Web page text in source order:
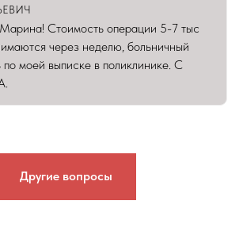
Марина! Стоимость операции 5-7 тыс
через неделю, больничный
по моей выписке в поликлинике. С
Другие вопросы